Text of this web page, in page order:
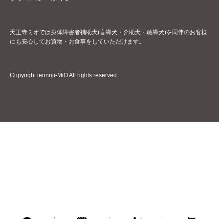
天王寺ミオでは身体障害者補助犬(盲導犬・介助犬・聴導犬)を同伴のお客様
にも安心してお買物・お食事をしていただけます。
Copyright tennoji-MiO All rights reserved.